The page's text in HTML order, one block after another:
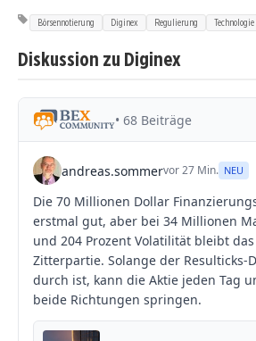
Börsennotierung Diginex Regulierung Technologie
Diskussion zu Diginex